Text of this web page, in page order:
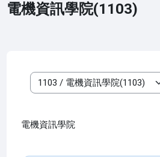
電機資訊學院(1103)
課程類別
電機資訊學院